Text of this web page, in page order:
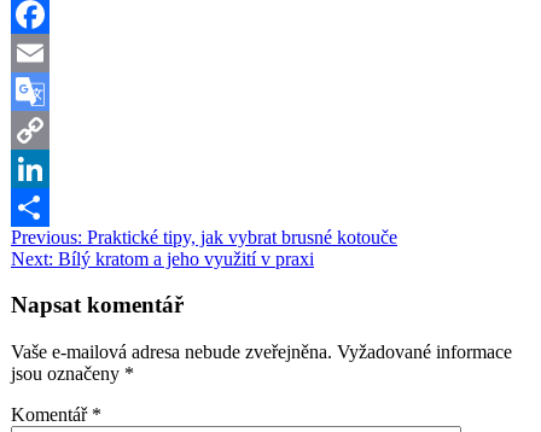
Facebook
Email
Google
Translate
Copy
Link
LinkedIn
Share
Navigace
pro
příspěvek
Previous: Praktické tipy, jak vybrat brusné kotouče
Next: Bílý kratom a jeho využití v praxi
Napsat komentář
Vaše e-mailová adresa nebude zveřejněna. Vyžadované informace
jsou označeny *
Komentář *